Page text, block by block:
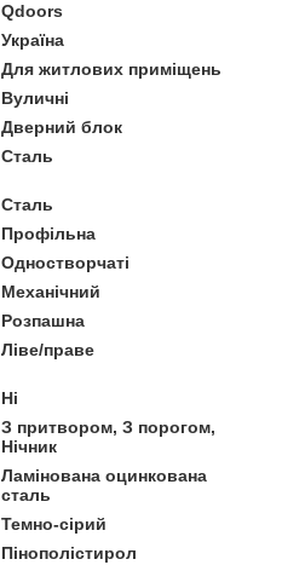
Qdoors
Україна
Для житлових приміщень
Вуличні
Дверний блок
Сталь
Сталь
Профільна
Одностворчаті
Механічний
Розпашна
Ліве/праве
Ні
З притвором, З порогом,
Нічник
Ламінована оцинкована
сталь
Темно-сірий
Пінополістирол